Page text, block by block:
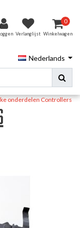
Verlanglijst
0
Winkelwagen
Nederlands
onderdelenControllers